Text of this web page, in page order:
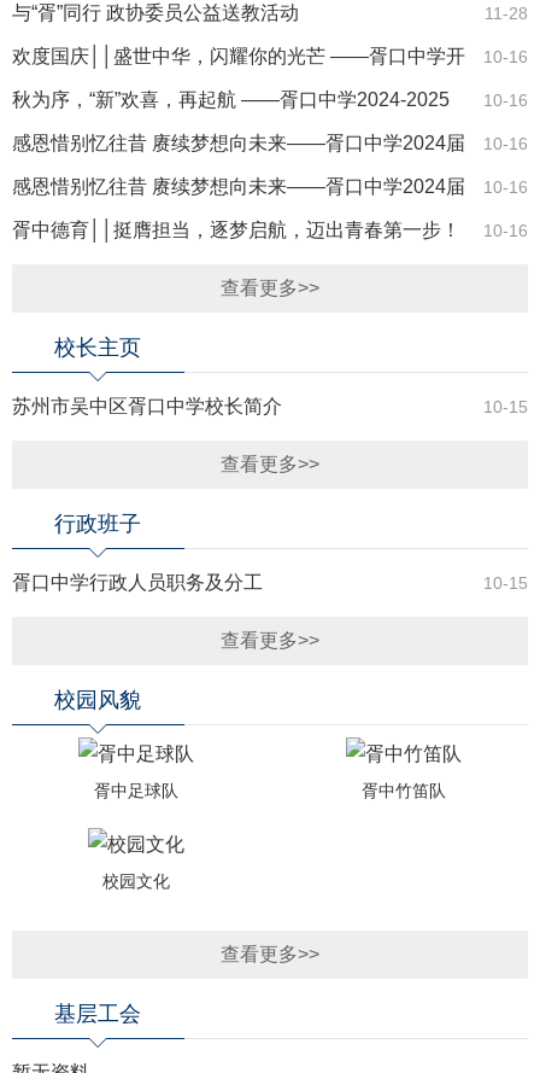
11-28
与“胥”同行 政协委员公益送教活动
10-16
欢度国庆││盛世中华，闪耀你的光芒 ——胥口中学开
展国庆文艺汇演 10-16
秋为序，“新”欢喜，再起航 ——胥口中学2024-2025
学年第一学期开学典礼 10-16
感恩惜别忆往昔 赓续梦想向未来——胥口中学2024届
毕业典礼完满结束 10-16
感恩惜别忆往昔 赓续梦想向未来——胥口中学2024届
毕业典礼完满结束 10-16
胥中德育││挺膺担当，逐梦启航，迈出青春第一步！
查看更多>>
校长主页
10-15
苏州市吴中区胥口中学校长简介
查看更多>>
行政班子
10-15
胥口中学行政人员职务及分工
查看更多>>
校园风貌
胥中足球队 胥中竹笛队
校园文化
查看更多>>
基层工会